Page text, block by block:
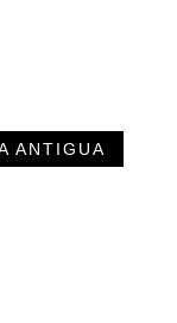
ANTIGUA